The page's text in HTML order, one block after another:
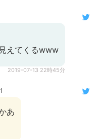
えてくるwww
2019-07-13 22時45分
あ